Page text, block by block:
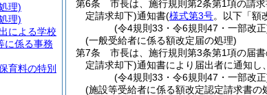
第6条
市長は、施行規則第2条第1項の請
定請求却下)通知書(様式第3号。以下「額
(令4規則33・令6規則47・一部改
(一般受給者に係る額改定届の処理)
第7条
市長は、施行規則第3条第1項の届
定請求却下)通知書により届出者に通知し
(令4規則33・令6規則47・一部改
(施設等受給者に係る額改定認定請求書の
理)
理)
による学校
に係る事務
育料の特別